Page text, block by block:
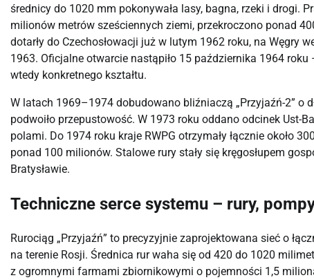
średnicy do 1020 mm pokonywała lasy, bagna, rzeki i drogi.
milionów metrów sześciennych ziemi, przekroczono ponad
dotarły do Czechosłowacji już w lutym 1962 roku, na Węgry
1963. Oficjalne otwarcie nastąpiło 15 października 1964
wtedy konkretnego kształtu.
W latach 1969–1974 dobudowano bliźniaczą „Przyjaźń-2” o
podwoiło przepustowość. W 1973 roku oddano odcinek Ust-
polami. Do 1974 roku kraje RWPG otrzymały łącznie około
ponad 100 milionów. Stalowe rury stały się kręgosłupem
Bratysławie.
Techniczne serce systemu – rury,
Rurociąg „Przyjaźń” to precyzyjnie zaprojektowana sieć o
na terenie Rosji. Średnica rur waha się od 420 do 1020
z ogromnymi farmami zbiornikowymi o pojemności 1,5